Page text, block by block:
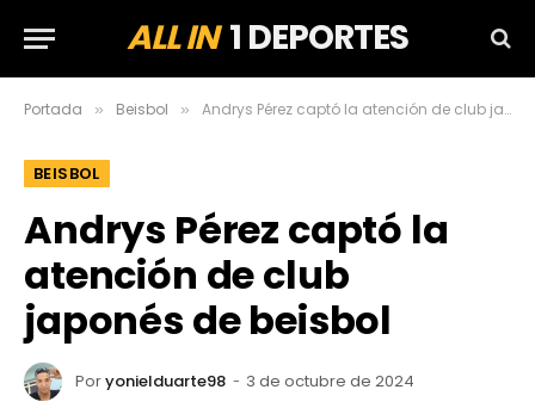
ALL IN1 DEPORTES
Portada » Beisbol » Andrys Pérez captó la atención de club japonés de beisbol
BEISBOL
Andrys Pérez captó la
atención de club
japonés de beisbol
Poryonielduarte98
3 de octubre de 2024